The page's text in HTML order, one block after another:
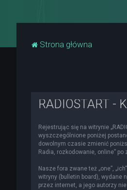
Strona główna
RADIOSTART -
Rejestrując się na witrynie
wyszczególnione poniżej
dowolnym czasie zmienić
Radia, rozkodowanie, online”
Nasze fora zwane też „one”,
witryny (bulletin board), wydane
przez internet, a jego autorzy